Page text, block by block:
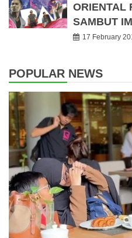
ORIENTAL
SAMBUT
17 February
POPULAR NEWS